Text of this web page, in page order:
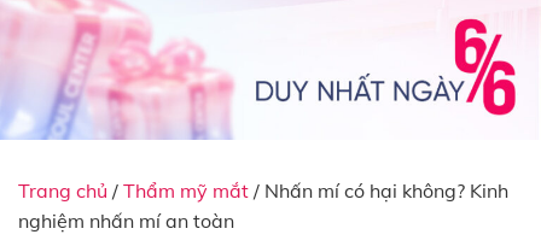
Trang chủ / Thẩm mỹ mắt / Nhấn mí có hại không? Kinh
nghiệm nhấn mí an toàn